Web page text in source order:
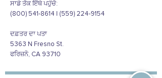
ਸਾਡੇ ਤੱਕ ਇੱਥੇ ਪਹੁੰਚੋ:
(800) 541-8614 | (559) 224-9154
ਦਫ਼ਤਰ ਦਾ ਪਤਾ
5363 N Fresno St.
ਫਰਿਜ਼ਨੋ, CA 93710